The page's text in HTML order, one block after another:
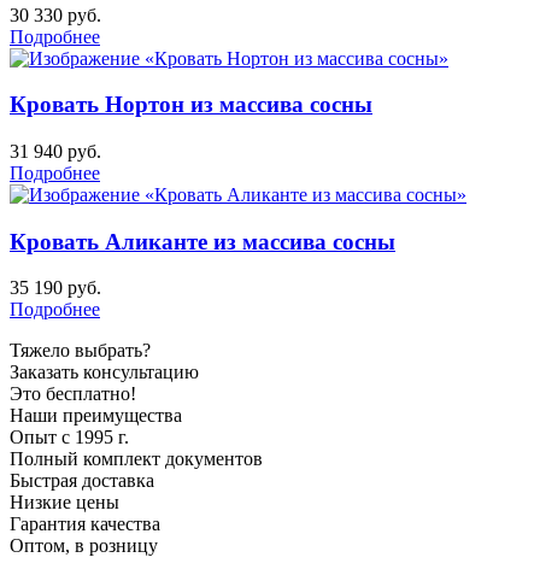
30 330 руб.
Подробнее
Кровать Нортон из массива сосны
31 940 руб.
Подробнее
Кровать Аликанте из массива сосны
35 190 руб.
Подробнее
Тяжело выбрать?
Заказать консультацию
Это бесплатно!
Наши преимущества
Опыт с 1995 г.
Полный комплект документов
Быстрая доставка
Низкие цены
Гарантия качества
Оптом, в розницу